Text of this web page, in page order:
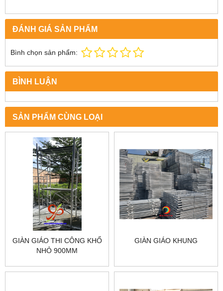
ĐÁNH GIÁ SẢN PHẨM
Bình chọn sản phẩm:
BÌNH LUẬN
SẢN PHẨM CÙNG LOẠI
GIÀN GIÁO THI CÔNG KHỔ
NHỎ 900MM
GIÀN GIÁO KHUNG